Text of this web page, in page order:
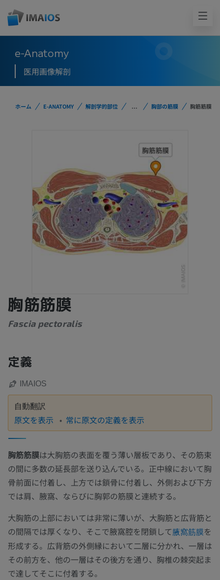
e-Anatomy
医用画像解剖
ホーム E-ANATOMY 解剖学的部位 ... 胸部の筋膜 胸筋筋膜
胸筋筋膜
Fascia pectoralis
定義
IMAIOS
自動翻訳
原文を表示 常に原文の定義を表示
胸筋筋膜は大胸筋の表面を覆う薄い層板であり、その筋束
の間に多数の延長部を送り込んでいる。正中線において胸
骨前面に付着し、上方では鎖骨に付着し、外側および下方
では肩、腋窩、ならびに胸郭の筋膜と連続する。
大胸筋の上部においては非常に薄いが、大胸筋と広背筋と
の間隔では厚くなり、そこで腋窩腔を閉鎖して腋窩筋膜を
形成する。広背筋の外側縁において二層に分かれ、一層は
その前方を、他の一層はその後方を通り、胸椎の棘突起ま
で達してそこに付着する。